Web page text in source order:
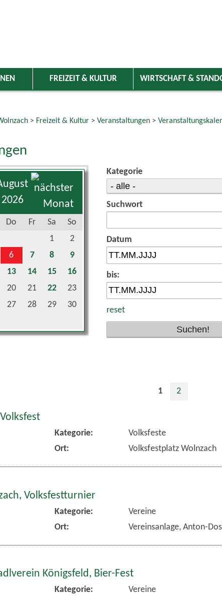
FREIZEIT & KULTUR WIRTSCHAFT &
> Freizeit & Kultur> Veranstaltungen>
2026
Do Fr Sa
So
1
2
6 7 8
9
13 14 15
16
20 21 22
23
27 28 29
30
Kategorie
Suchwort
Datum
bis:
reset
1 2
Kategorie:
Volksfeste
Ort:
Volksfestplatz Wolnzach
Volksfestturnier
Kategorie:
Vereine
Ort:
Vereinsanlage, Anton-
Königsfeld, Bier-Fest
Kategorie:
Vereine